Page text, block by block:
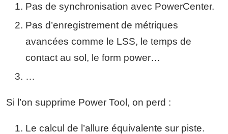
Pas de synchronisation avec PowerCenter.
Pas d’enregistrement de métriques
avancées comme le LSS, le temps de
contact au sol, le form power…
…
Si l’on supprime Power Tool, on perd :
Le calcul de l’allure équivalente sur piste.